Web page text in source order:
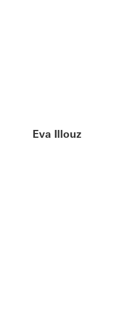
Eva Illouz